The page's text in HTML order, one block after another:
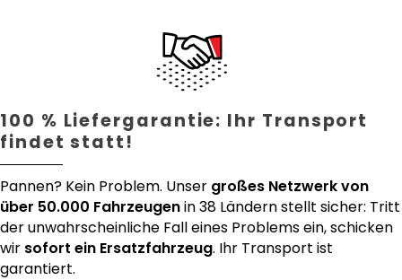
100 % Liefergarantie: Ihr Transport
findet statt!
Pannen? Kein Problem. Unser großes Netzwerk von
über 50.000 Fahrzeugenin 38 Ländern stellt sicher: Tritt
der unwahrscheinliche Fall eines Problems ein, schicken
wir sofort ein Ersatzfahrzeug. Ihr Transport ist
garantiert.